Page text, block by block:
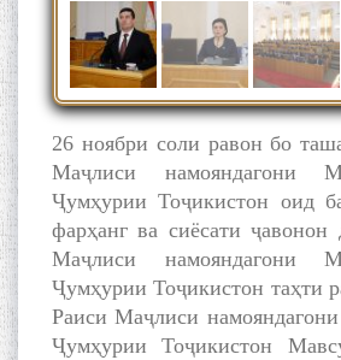
26 ноябри соли равон бо
Маҷлиси намояндагони
Ҷумҳурии Тоҷикистон оид
фарҳанг ва сиёсати ҷавонон
Маҷлиси намояндагони
Ҷумҳурии Тоҷикистон таҳти
Раиси Маҷлиси
Ҷумҳурии Тоҷикистон